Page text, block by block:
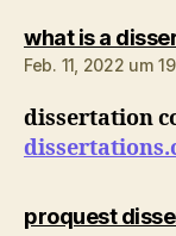
what is a
Feb. 11, 2022 um
dissertation
proquest